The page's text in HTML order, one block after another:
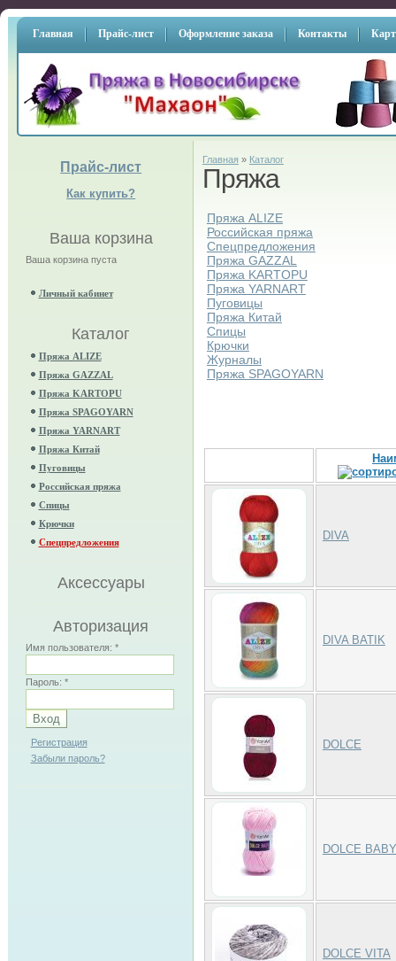
Главная Прайс-лист Оформление заказа Контакты
Прайс-лист
Как купить?
Ваша корзина
Ваша корзина пуста
Личный кабинет
Каталог
Пряжа ALIZE
Пряжа GAZZAL
Пряжа KARTOPU
Пряжа SPAGOYARN
Пряжа YARNART
Пряжа Китай
Пуговицы
Российская пряжа
Спицы
Крючки
Спецпредложения
Аксессуары
Авторизация
Имя пользователя: *
Пароль: *
Регистрация
Забыли пароль?
Главная » Каталог
Пряжа
Пряжа ALIZE
Российская пряжа
Спецпредложения
Пряжа GAZZAL
Пряжа KARTOPU
Пряжа YARNART
Пуговицы
Пряжа Китай
Спицы
Крючки
Журналы
Пряжа SPAGOYARN
DIVA
DIVA BATIK
DOLCE
DOLCE BABY
DOLCE VITA